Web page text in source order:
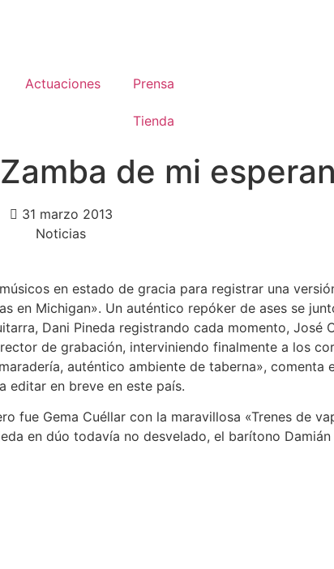
Actuaciones Prensa
Tienda
de mi
31 marzo 2013
Noticias
en estado de gracia para registrar una
en Michigan». Un auténtico repóker de ases se
Dani Pineda registrando cada momento, José
de grabación, interviniendo finalmente a los
auténtico ambiente de taberna», comenta
editar en breve en este país.
fue Gema Cuéllar con la maravillosa «Trenes de
en dúo todavía no desvelado, el barítono